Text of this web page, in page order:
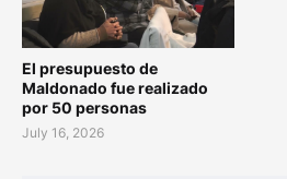
El presupuesto de
Maldonado fue realizado
por 50 personas
July 16, 2026